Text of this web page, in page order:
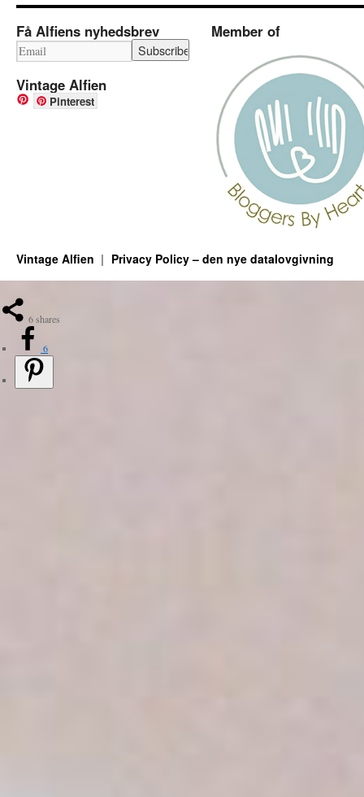
Få Alfiens nyhedsbrev
Vintage Alfien
Pinterest
Member of
Vintage Alfien Privacy Policy – den nye datalovgivning
6shares
6